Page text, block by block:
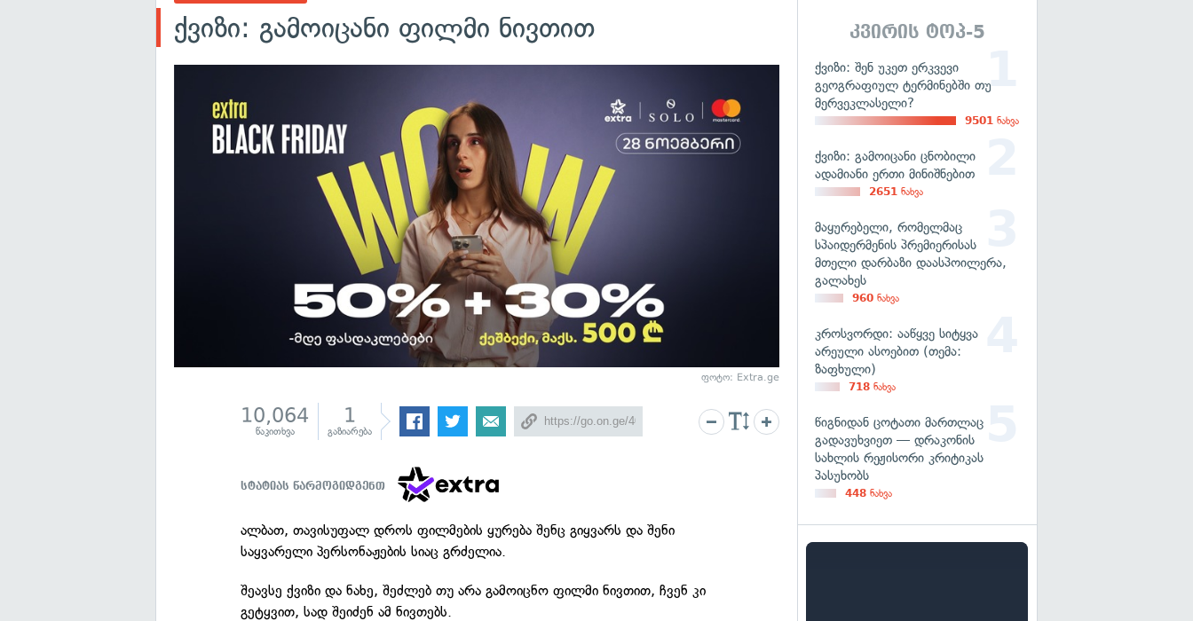
ქვიზი: გამოიცანი ფილმი ნივთით
ფოტო: Extra.ge
10,064
წაკითხვა
1
გაზიარება
სტატიას წარმოგიდგენთ
ალბათ, თავისუფალ დროს ფილმების ყურება შენც გიყვარს და შენი
საყვარელი პერსონაჟების სიაც გრძელია.
შეავსე ქვიზი და ნახე, შეძლებ თუ არა გამოიცნო ფილმი ნივთით, ჩვენ კი
გეტყვით, სად შეიძენ ამ ნივთებს.
კვირის ტოპ-5
ქვიზი: შენ უკეთ ერკვევი
გეოგრაფიულ ტერმინებში თუ
მერვეკლასელი?
9501 ნახვა
ქვიზი: გამოიცანი ცნობილი
ადამიანი ერთი მინიშნებით
2651 ნახვა
მაყურებელი, რომელმაც
სპაიდერმენის პრემიერისას
მთელი დარბაზი დაასპოილერა,
გალახეს
960 ნახვა
კროსვორდი: ააწყვე სიტყვა
არეული ასოებით (თემა:
ზაფხული)
718 ნახვა
წიგნიდან ცოტათი მართლაც
გადავუხვიეთ — დრაკონის
სახლის რეჟისორი კრიტიკას
პასუხობს
448 ნახვა